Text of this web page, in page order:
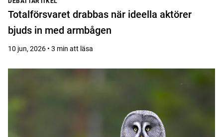
Totalförsvaret drabbas när ideella aktörer
bjuds in med armbågen
10 jun, 2026 • 3 min att läsa